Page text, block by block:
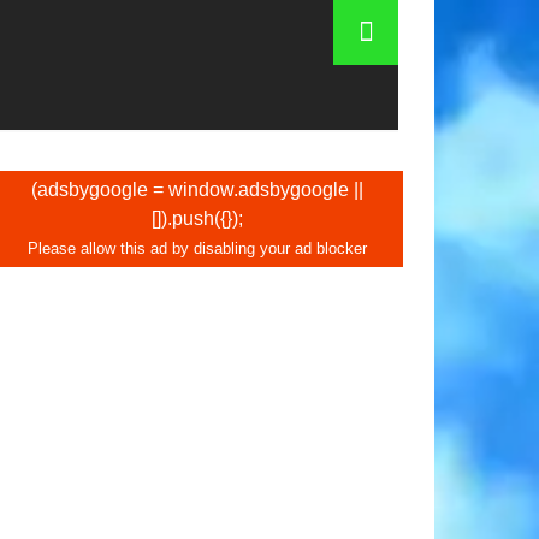
Carte du métro de Mexico
(adsbygoogle = window.adsbygoogle ||
[]).push({});